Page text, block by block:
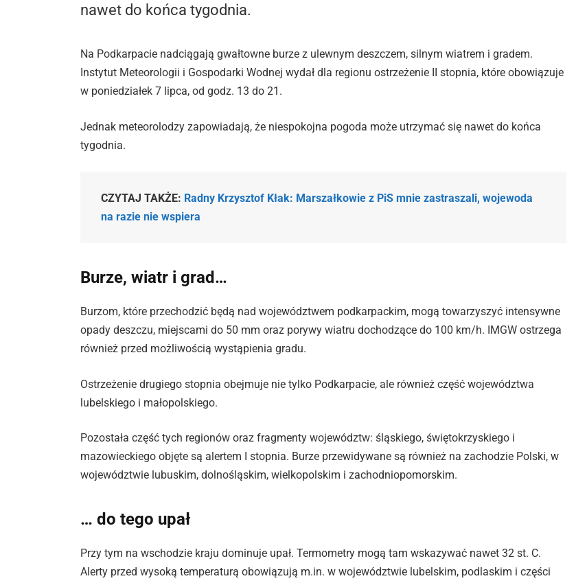
nawet do końca tygodnia.
Na Podkarpacie nadciągają gwałtowne burze z ulewnym deszczem, silnym wiatrem i gradem.
Instytut Meteorologii i Gospodarki Wodnej wydał dla regionu ostrzeżenie II stopnia, które obowiązuje
w poniedziałek 7 lipca, od godz. 13 do 21.
Jednak meteorolodzy zapowiadają, że niespokojna pogoda może utrzymać się nawet do końca
tygodnia.
CZYTAJ TAKŻE: Radny Krzysztof Kłak: Marszałkowie z PiS mnie zastraszali, wojewoda
na razie nie wspiera
Burze, wiatr i grad…
Burzom, które przechodzić będą nad województwem podkarpackim, mogą towarzyszyć intensywne
opady deszczu, miejscami do 50 mm oraz porywy wiatru dochodzące do 100 km/h. IMGW ostrzega
również przed możliwością wystąpienia gradu.
Ostrzeżenie drugiego stopnia obejmuje nie tylko Podkarpacie, ale również część województwa
lubelskiego i małopolskiego.
Pozostała część tych regionów oraz fragmenty województw: śląskiego, świętokrzyskiego i
mazowieckiego objęte są alertem I stopnia. Burze przewidywane są również na zachodzie Polski, w
województwie lubuskim, dolnośląskim, wielkopolskim i zachodniopomorskim.
… do tego upał
Przy tym na wschodzie kraju dominuje upał. Termometry mogą tam wskazywać nawet 32 st. C.
Alerty przed wysoką temperaturą obowiązują m.in. w województwie lubelskim, podlaskim i części